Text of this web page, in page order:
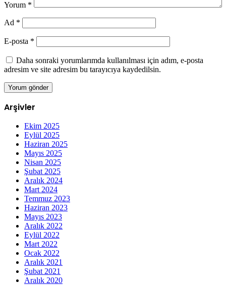
Yorum *
Ad *
E-posta *
Daha sonraki yorumlarımda kullanılması için adım, e-posta
adresim ve site adresim bu tarayıcıya kaydedilsin.
Arşivler
Ekim 2025
Eylül 2025
Haziran 2025
Mayıs 2025
Nisan 2025
Şubat 2025
Aralık 2024
Mart 2024
Temmuz 2023
Haziran 2023
Mayıs 2023
Aralık 2022
Eylül 2022
Mart 2022
Ocak 2022
Aralık 2021
Şubat 2021
Aralık 2020